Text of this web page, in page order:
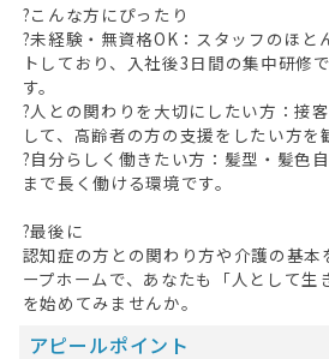
?こんな方にぴったり
?未経験・無資格OK：スタッフのほと
トしており、入社後3日間の集中研修
す。
?人との関わりを大切にしたい方：接
して、高齢者の方の支援をしたい方を
?自分らしく働きたい方：髪型・髪色
まで長く働ける環境です。
?最後に
認知症の方との関わり方や介護の基
ープホームで、あなたも「人として生
を始めてみませんか。
アピールポイント